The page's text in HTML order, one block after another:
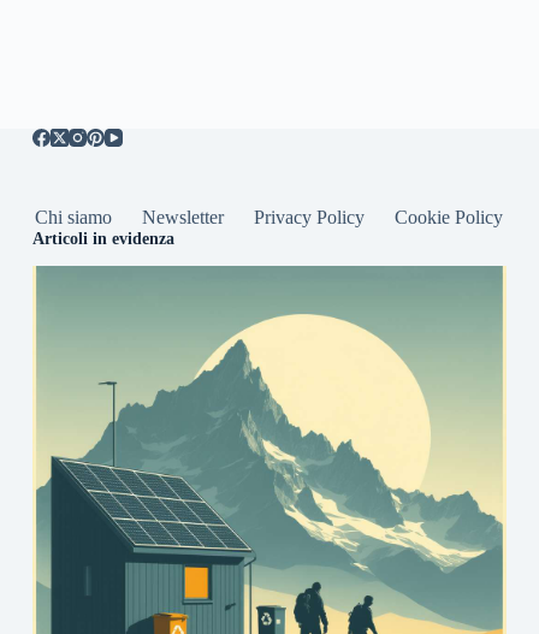
Chi siamo Newsletter Privacy Policy Cookie Policy
Articoli in evidenza